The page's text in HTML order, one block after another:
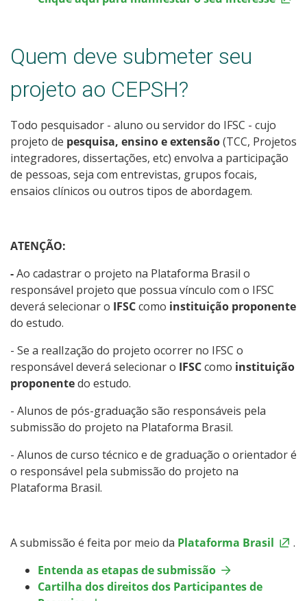
Quem deve submeter seu
projeto ao CEPSH?
Todo pesquisador - aluno ou servidor do IFSC - cujo
projeto de pesquisa, ensino e extensão(TCC, Projetos
integradores, dissertações, etc) envolva a participação
de pessoas, seja com entrevistas, grupos focais,
ensaios clínicos ou outros tipos de abordagem.
ATENÇÃO:
-Ao cadastrar o projeto na Plataforma Brasil o
responsável projeto que possua vínculo com o IFSC
deverá selecionar o IFSCcomo instituição proponente
do estudo.
- Se a realIzação do projeto ocorrer no IFSC o
responsável deverá selecionar o IFSCcomo instituição
proponentedo estudo.
- Alunos de pós-graduação são responsáveis pela
submissão do projeto na Plataforma Brasil.
- Alunos de curso técnico e de graduação o orientador é
o responsável pela submissão do projeto na
Plataforma Brasil.
A submissão é feita por meio da Plataforma Brasil
.
Entenda as etapas de submissão
Cartilha dos direitos dos Participantes de